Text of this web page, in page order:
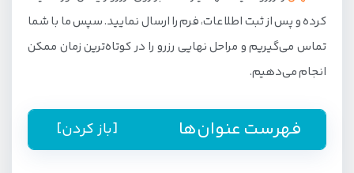
کرده و پس از ثبت اطلاعات، فرم را ارسال نمایید. سپس ما با شما
تماس می‌گیریم و مراحل نهایی رزرو را در کوتاه‌ترین زمان ممکن
انجام می‌دهیم.
فهرست عنوان‌ها [باز کردن]